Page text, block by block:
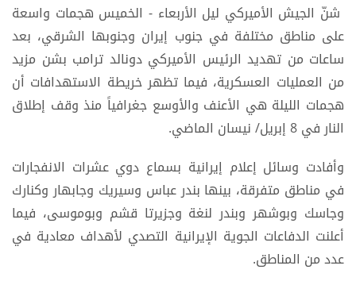
شنّ الجيش الأميركي ليل الأربعاء - الخميس هجمات واسعة
على مناطق مختلفة في جنوب إيران وجنوبها الشرقي، بعد
ساعات من تهديد الرئيس الأميركي دونالد ترامب بشن مزيد
من العمليات العسكرية، فيما تظهر خريطة الاستهدافات أن
هجمات الليلة هي الأعنف والأوسع جغرافياً منذ وقف إطلاق
النار في 8 إبريل/ نيسان الماضي.
وأفادت وسائل إعلام إيرانية بسماع دوي عشرات الانفجارات
في مناطق متفرقة، بينها بندر عباس وسيريك وجابهار وكنارك
وجاسك وبوشهر وبندر لنغة وجزيرتا قشم وبوموسى، فيما
أعلنت الدفاعات الجوية الإيرانية التصدي لأهداف معادية في
عدد من المناطق.